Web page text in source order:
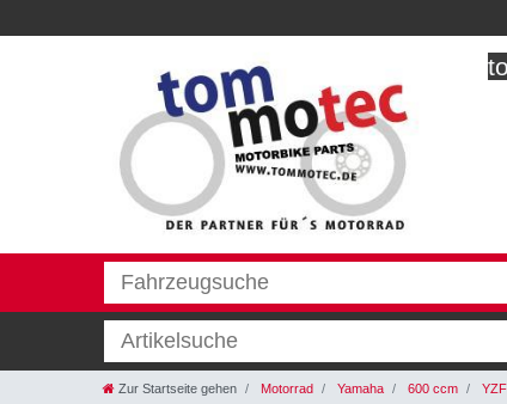
Zur Startseite gehen Motorrad Yamaha 600 ccm